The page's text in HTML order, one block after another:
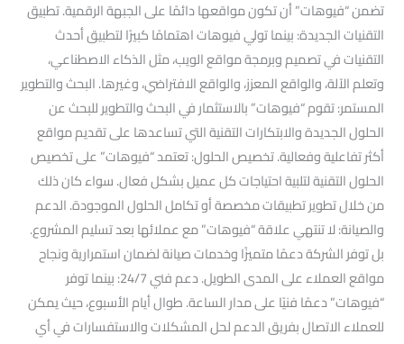
تضمن “فيوهات” أن تكون مواقعها دائمًا على الجبهة الرقمية. تطبيق
التقنيات الجديدة: بينما تولي فيوهات اهتمامًا كبيرًا لتطبيق أحدث
التقنيات في تصميم وبرمجة مواقع الويب، مثل الذكاء الاصطناعي،
وتعلم الآلة، والواقع المعزز، والواقع الافتراضي، وغيرها. البحث والتطوير
المستمر: تقوم “فيوهات” بالاستثمار في البحث والتطوير للبحث عن
الحلول الجديدة والابتكارات التقنية التي تساعدها على تقديم مواقع
أكثر تفاعلية وفعالية. تخصيص الحلول: تعتمد “فيوهات” على تخصيص
الحلول التقنية لتلبية احتياجات كل عميل بشكل فعال. سواء كان ذلك
من خلال تطوير تطبيقات مخصصة أو تكامل الحلول الموجودة. الدعم
والصيانة: لا تنتهي علاقة “فيوهات” مع عملائها بعد تسليم المشروع.
بل توفر الشركة دعمًا متميزًا وخدمات صيانة لضمان استمرارية ونجاح
مواقع العملاء على المدى الطويل. دعم فني 24/7: بينما توفر
“فيوهات” دعمًا فنيًا على مدار الساعة. طوال أيام الأسبوع، حيث يمكن
للعملاء الاتصال بفريق الدعم لحل المشكلات والاستفسارات في أي